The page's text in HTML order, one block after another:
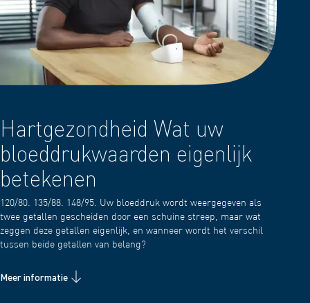
Hartgezondheid Wat uw
bloeddrukwaarden eigenlijk
betekenen
120/80. 135/88. 148/95. Uw bloeddruk wordt weergegeven als
twee getallen gescheiden door een schuine streep, maar wat
zeggen deze getallen eigenlijk, en wanneer wordt het verschil
tussen beide getallen van belang?
Meer informatie